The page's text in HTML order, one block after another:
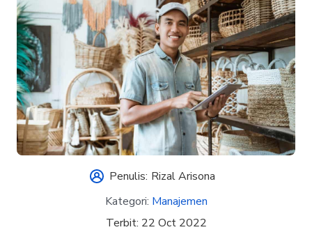
Penulis: Rizal Arisona
Kategori: Manajemen
Terbit: 22 Oct 2022